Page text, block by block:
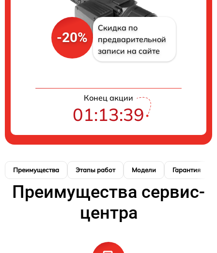
-20%
Скидка по
предварительной
записи на сайте
Конец акции
01:13:39
Преимущества Этапы работ Модели Гарантия
Преимущества сервис-
центра